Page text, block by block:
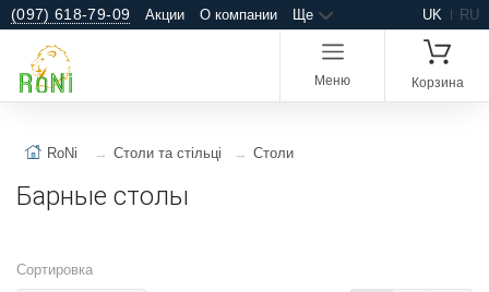
(097) 618-79-09 Акции О компании Ще UK RU
Меню Корзина
RoNi Столи та стільці Столи
Барные столы
Сортировка